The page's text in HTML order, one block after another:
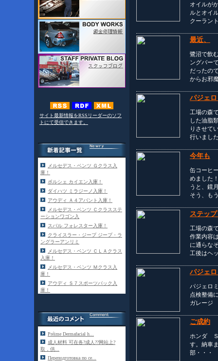
サイト最新情報をRSSリーダーのソフ
トにて受信できます。
メルセデス・ベンツ Ｇクラス入
庫！
ポルシェ カイエン入庫！
ダイハツ ミラジーノ入庫！
アウディ Ａ４アバント入庫！
メルセデス・ベンツ Ｃクラスステ
ーションワゴン入
スバル フォレスター入庫！
クライスラー・ジープ ジープ・ラ
ングラーアンリミ
メルセデス・ベンツ ＣＬＡクラス
入庫！
メルセデス・ベンツ Ｍクラス入
庫！
アウディ Ｓ７スポーツバック入
庫！
Préime Dermafacial h...
成人材料 可在各?成人??网站上?
取，供...
Переподготовка по се...
オイルが
ルとオイ
クーラン
最近、
鷺沼で飲
ングバー
だったの
からお邪
パジェ
工場の森
した油脂
りさせて
行いまし
今年も
缶コーヒ
めました
うと、鏡
そう、も
ステッ
工場の森
作業内容
に通らな
工後はヘ
パジェ
パジェロ
点検整備
ガレージ
ご成約
ホンダ Ｓ
す。納車
部・・・